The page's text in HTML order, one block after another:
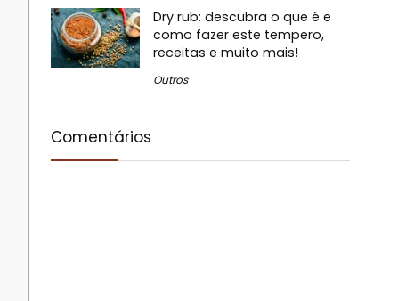
Dry rub: descubra o que é e
como fazer este tempero,
receitas e muito mais!
Outros
Comentários